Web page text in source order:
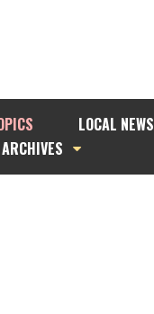
LOCAL NEWS
ARCHIVES